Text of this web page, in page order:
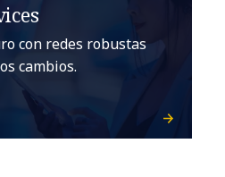
con redes robustas
cambios.